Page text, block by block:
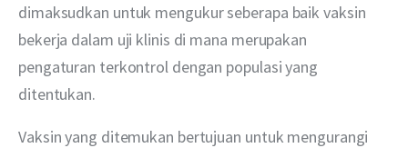
dimaksudkan untuk mengukur seberapa baik vaksin
bekerja dalam uji klinis di mana merupakan
pengaturan terkontrol dengan populasi yang
ditentukan.
Vaksin yang ditemukan bertujuan untuk mengurangi